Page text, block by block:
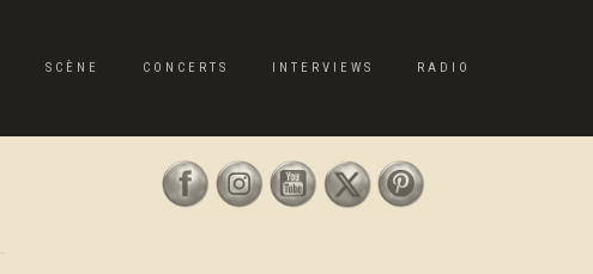
SCÈNE CONCERTS INTERVIEWS RADIO